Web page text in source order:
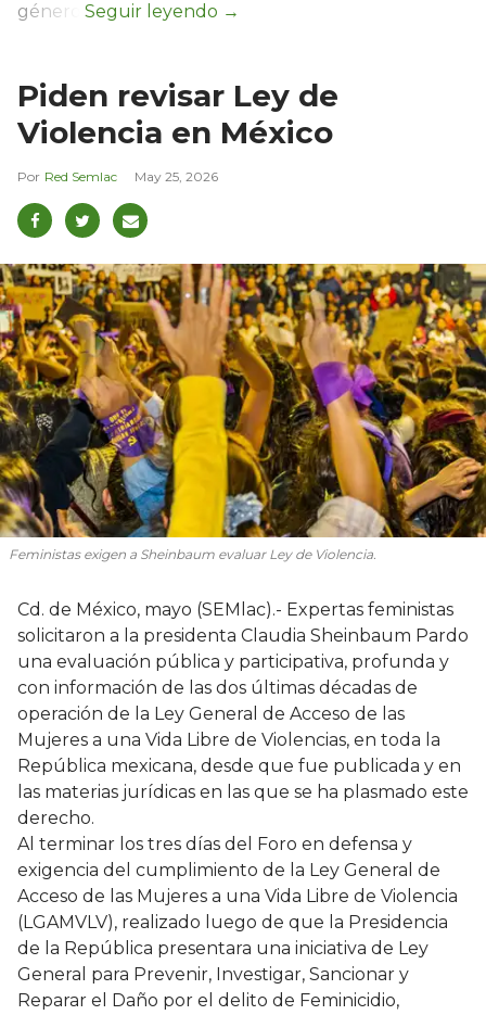
género.
Piden revisar Ley de
Violencia en México
Red Semlac May 25, 2026
Feministas exigen a Sheinbaum evaluar Ley de Violencia.
Cd. de México, mayo (SEMlac).- Expertas feministas
solicitaron a la presidenta Claudia Sheinbaum Pardo
una evaluación pública y participativa, profunda y
con información de las dos últimas décadas de
operación de la Ley General de Acceso de las
Mujeres a una Vida Libre de Violencias, en toda la
República mexicana, desde que fue publicada y en
las materias jurídicas en las que se ha plasmado este
derecho.
Al terminar los tres días del Foro en defensa y
exigencia del cumplimiento de la Ley General de
Acceso de las Mujeres a una Vida Libre de Violencia
(LGAMVLV), realizado luego de que la Presidencia
de la República presentara una iniciativa de Ley
General para Prevenir, Investigar, Sancionar y
Reparar el Daño por el delito de Feminicidio,